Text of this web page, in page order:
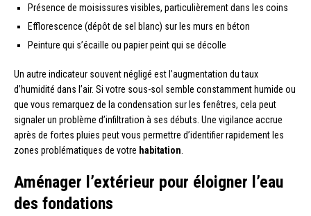
Présence de moisissures visibles, particulièrement dans les coins
Efflorescence (dépôt de sel blanc) sur les murs en béton
Peinture qui s’écaille ou papier peint qui se décolle
Un autre indicateur souvent négligé est l’augmentation du taux
d’humidité dans l’air. Si votre sous-sol semble constamment humide ou
que vous remarquez de la condensation sur les fenêtres, cela peut
signaler un problème d’infiltration à ses débuts. Une vigilance accrue
après de fortes pluies peut vous permettre d’identifier rapidement les
zones problématiques de votre habitation
Aménager l’extérieur pour éloigner l’eau
des fondations